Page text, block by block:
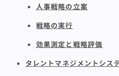
人事戦略の立案
戦略の実行
効果測定と戦略評価
タレントマネジメントシス